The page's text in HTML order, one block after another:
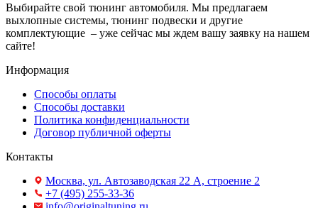
Выбирайте свой тюнинг автомобиля. Мы предлагаем
выхлопные системы, тюнинг подвески и другие
комплектующие – уже сейчас мы ждем вашу заявку на нашем
сайте!
Информация
Способы оплаты
Способы доставки
Политика конфиденциальности
Договор публичной оферты
Контакты
Москва, ул. Автозаводская 22 А, строение 2
+7 (495) 255-33-36